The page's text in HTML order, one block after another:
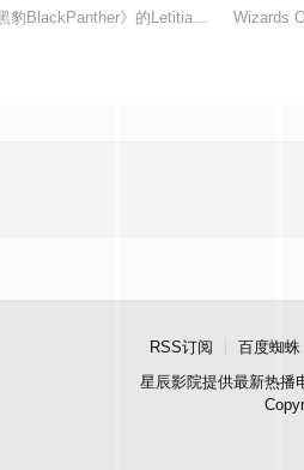
，时间是前一季的两年半之后，Carrie
黑豹BlackPanther》的LetitiaWright及《星
Wizards
RSS订阅 百度蜘蛛
星辰影院提供最新热播